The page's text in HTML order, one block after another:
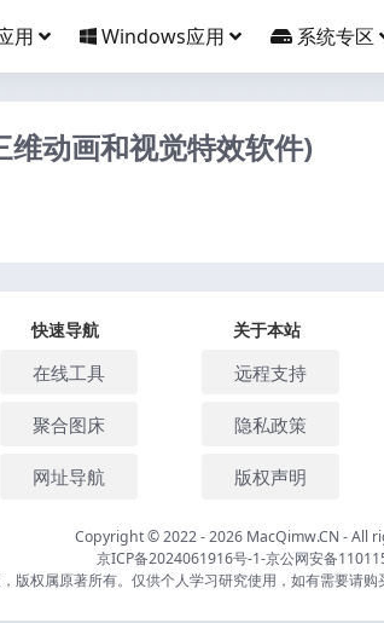
用 Windows应用 系统专区
动画和视觉特效软件)
快速导航
在线工具
聚合图床
网址导航
关于本站
远程支持
隐私政策
版权声明
Copyright © 2022 - 2026 MacQimw.CN - All
京ICP备2024061916号-1-京公网安备
版权属原著所有。仅供个人学习研究使用，如有需要请